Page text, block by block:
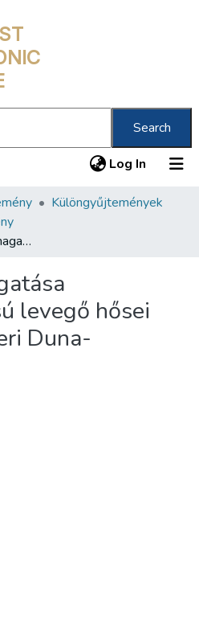
Search
Log In (current)
Különgyűjtemények
Négyórás látogatása magasnyomású levegő hősei között a megyeri Duna-alagútban
levegő hősei
Duna-